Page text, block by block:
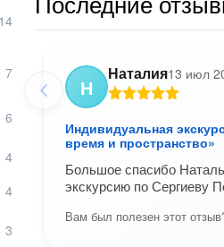
Н
Наталия13 июл
Индивидуальная
время и пространство»
Большое спасибо
экскурсию по Сергиеву
Вам был полезен этот